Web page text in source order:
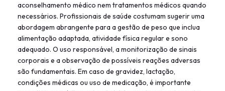
aconselhamento médico nem tratamentos médicos quando
necessários. Profissionais de saúde costumam sugerir uma
abordagem abrangente para a gestão de peso que inclua
alimentação adaptada, atividade física regular e sono
adequado. O uso responsável, a monitorização de sinais
corporais e a observação de possíveis reações adversas
são fundamentais. Em caso de gravidez, lactação,
condições médicas ou uso de medicação, é importante